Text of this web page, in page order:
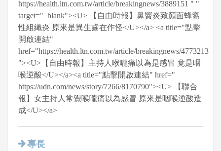
https://health.ltn.com.tw/article/breakingnews/3889151 " "
target="_blank"><U> 【自由時報】鼻竇炎致顏面蜂窩
性組織炎 原來是異生齒在作怪</U></a> <a title="點擊
開啟連結"
href="https://health.ltn.com.tw/article/breakingnews/4773213
"><U>【自由時報】主持人喉嚨痛以為是感冒 竟是咽
喉逆酸</U></a><a title="點擊開啟連結" href="
https://udn.com/news/story/7266/8170790"><U> 【聯合
報】女主持人常覺喉嚨痛以為感冒 原來是咽喉逆酸造
成</U></a>
專長